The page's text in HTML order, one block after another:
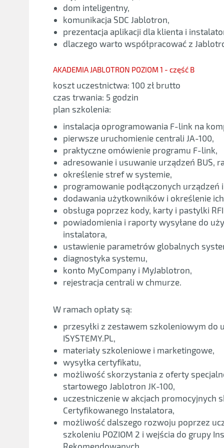
dom inteligentny,
komunikacja SDC Jablotron,
prezentacja aplikacji dla klienta i
dlaczego warto współpracować z
AKADEMIA JABLOTRON POZIOM 1 - część B
koszt uczestnictwa: 100 zł brutto
czas trwania: 5 godzin
plan szkolenia:
instalacja oprogramowania F-link na
pierwsze uruchomienie centrali JA-100,
praktyczne omówienie programu F-link,
adresowanie i usuwanie urządzeń BUS,
określenie stref w systemie,
programowanie podłączonych urządzeń
dodawania użytkowników i określenie
obsługa poprzez kody, karty i pastylki
powiadomienia i raporty wysyłane do
instalatora,
ustawienie parametrów globalnych
diagnostyka systemu,
konto MyCompany i MyJablotron,
rejestracja centrali w chmurze.
W ramach opłaty są:
przesyłki z zestawem szkoleniowym do
ISYSTEMY.PL,
materiały szkoleniowe i marketingowe,
wysyłka certyfikatu,
możliwość skorzystania z oferty
startowego Jablotron JK-100,
uczestniczenie w akcjach promocyjnych
Certyfikowanego Instalatora,
możliwość dalszego rozwoju poprzez
szkoleniu POZIOM 2 i wejścia do grupy